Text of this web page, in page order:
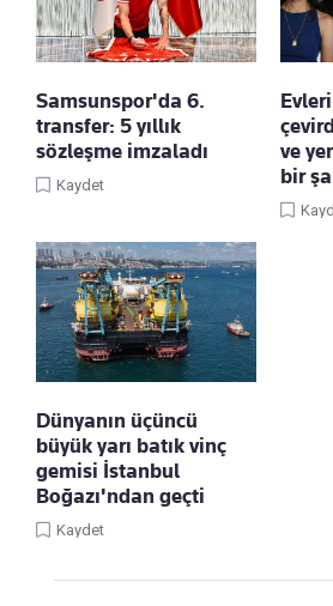
Samsunspor'da 6.
transfer: 5 yıllık
sözleşme imzaladı
Kaydet
ve
bir
Dünyanın üçüncü
büyük yarı batık vinç
gemisi İstanbul
Boğazı'ndan geçti
Kaydet